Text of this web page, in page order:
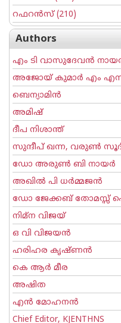
റഫറന്‍സ്(210)
Authors
എം ടി വാസുദേവന്‍
അജോയ് കുമാര്‍ എം
ബെന്യാമിന്‍
അമിഷ്
ദീപ നിശാന്ത്
സുന്ദീപ് ഖന്ന, വരുൺ
ഡോ അരുണ്‍ ബി നായര്‍
അഖില്‍ പി ധര്‍മ്മജന്‍
ഡോ ജേക്കബ് തോമസ്സ്
നിമ്ന വിജയ്
ഒ വി വിജയന്‍
ഹരിഹര കൃഷ്ണൻ
കെ ആര്‍ മീര
അഷിത
എന്‍ മോഹനന്‍
Chief Editor, KJENTHNS